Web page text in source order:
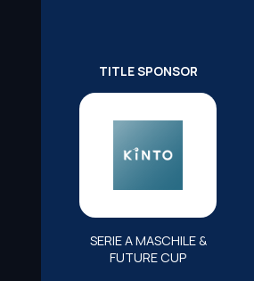
TITLE SPONSOR
SERIE A MASCHILE &
FUTURE CUP